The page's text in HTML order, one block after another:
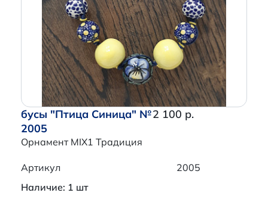
бусы "Птица Синица" №
2005
Орнамент MIX1 Традиция
2 100 р.
Артикул
2005
Наличие: 1 шт